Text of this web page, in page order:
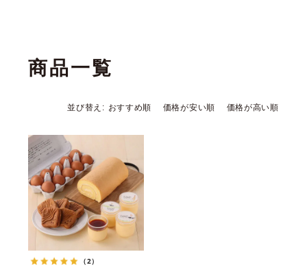
商品一覧
並び替え おすすめ順 価格が安い順 価格が高い順
（2）